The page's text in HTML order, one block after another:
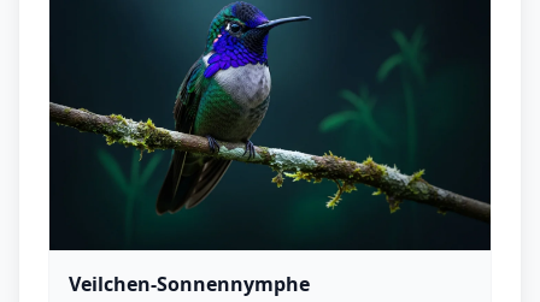
Veilchen-Sonnennymphe